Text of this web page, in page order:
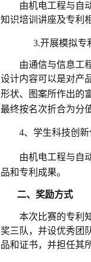
由机电工程与自
知识培训讲座及专利
3.开展模拟专
由通信与信息工
设计内容可以是对产
形状、图案所作出的
最终按名次折合为分
4、学生科技创
由机电工程与自
品和专利成果。
二、奖励方式
本次比赛的专利
奖三队，并设优秀团
品和证书，并担任其